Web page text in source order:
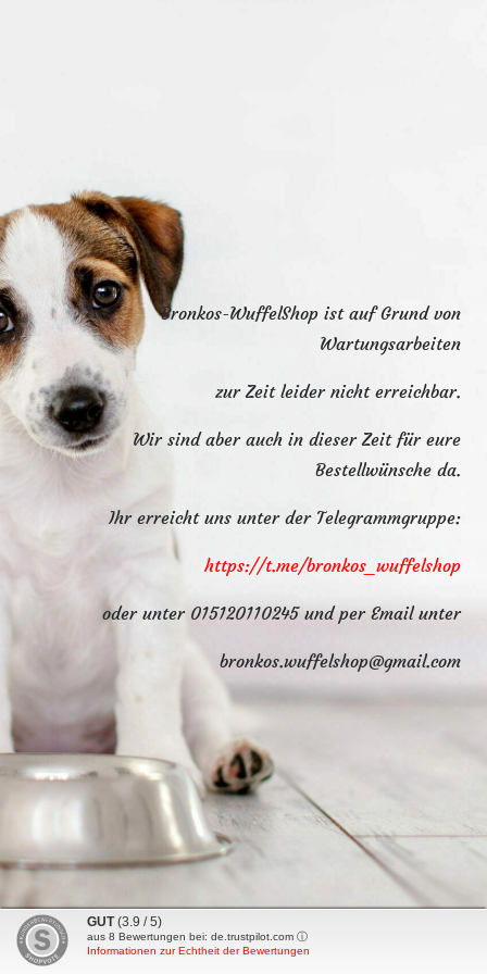
Bronkos-WuffelShop ist auf Grund von
Wartungsarbeiten
zur Zeit leider nicht erreichbar.
Wir sind aber auch in dieser Zeit für eure
Bestellwünsche da.
Ihr erreicht uns unter der Telegrammgruppe:
https://t.me/bronkos_wuffelshop
oder unter 015120110245 und per Email unter
bronkos.wuffelshop@gmail.com
GUT (3.9 / 5)
aus 8 Bewertungen bei: de.trustpilot.com ⓘ
Informationen zur Echtheit der Bewertungen